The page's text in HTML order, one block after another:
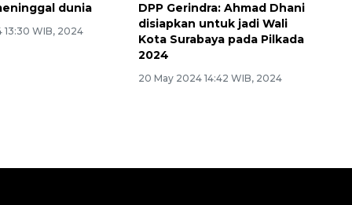
dunia
13:30 WIB, 2024
DPP Gerindra: Ahmad Dhani
disiapkan untuk jadi Wali
Kota Surabaya pada Pilkada
2024
20 May 2024 14:42 WIB, 2024